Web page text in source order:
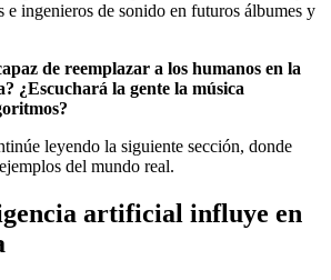
e ingenieros de sonido en futuros álbumes y
de reemplazar a los humanos en la
¿Escuchará la gente la música
leyendo la siguiente sección, donde
del mundo real.
artificial influye en